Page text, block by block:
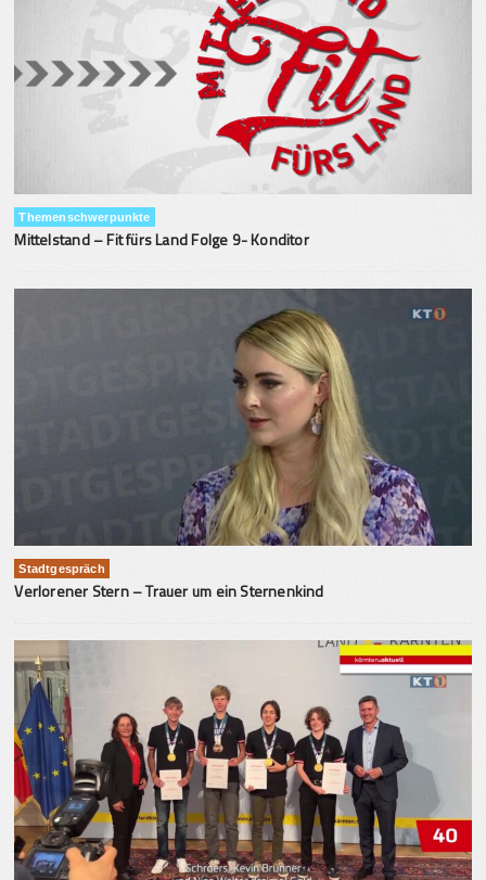
Themenschwerpunkte
Mittelstand – Fit fürs Land Folge 9- Konditor
Stadtgespräch
Verlorener Stern – Trauer um ein Sternenkind